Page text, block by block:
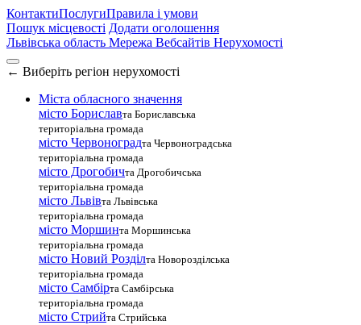
КонтактиПослугиПравила і умови
Пошук місцевості Додати оголошення
Львівська область Мережа Вебсайтів Нерухомості
← Виберіть регіон нерухомості
Міста обласного значення
місто Бориславта Бориславська
територіальна громада
місто Червоноградта Червоноградська
територіальна громада
місто Дрогобичта Дрогобичська
територіальна громада
місто Львівта Львівська
територіальна громада
місто Моршинта Моршинська
територіальна громада
місто Новий Розділта Новорозділська
територіальна громада
місто Самбірта Самбірська
територіальна громада
місто Стрийта Стрийська